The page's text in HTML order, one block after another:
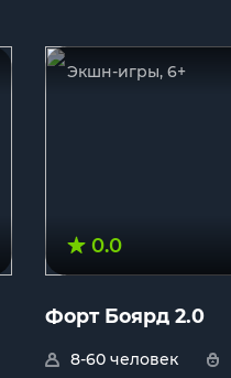
Экшн-игры, 6+
0.0
Форт Боярд 2.0
8-60 человек